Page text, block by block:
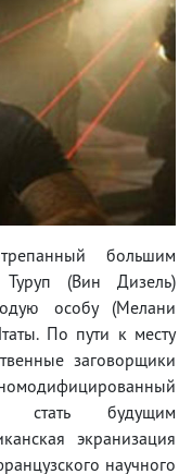
большим
(Вин Дизель)
особу (Мелани
По пути к месту
заговорщики
стать будущим
экранизация
научного